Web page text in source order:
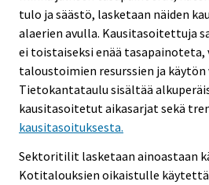
tulo ja säästö, lasketaan näiden
alaerien avulla. Kausitasoitettuja
ei toistaiseksi enää tasapainoteta,
taloustoimien resurssien ja
Tietokantataulu sisältää
kausitasoitetut aikasarjat sekä
kausitasoituksesta.
Sektoritilit lasketaan ainoastaan
Kotitalouksien oikaistulle